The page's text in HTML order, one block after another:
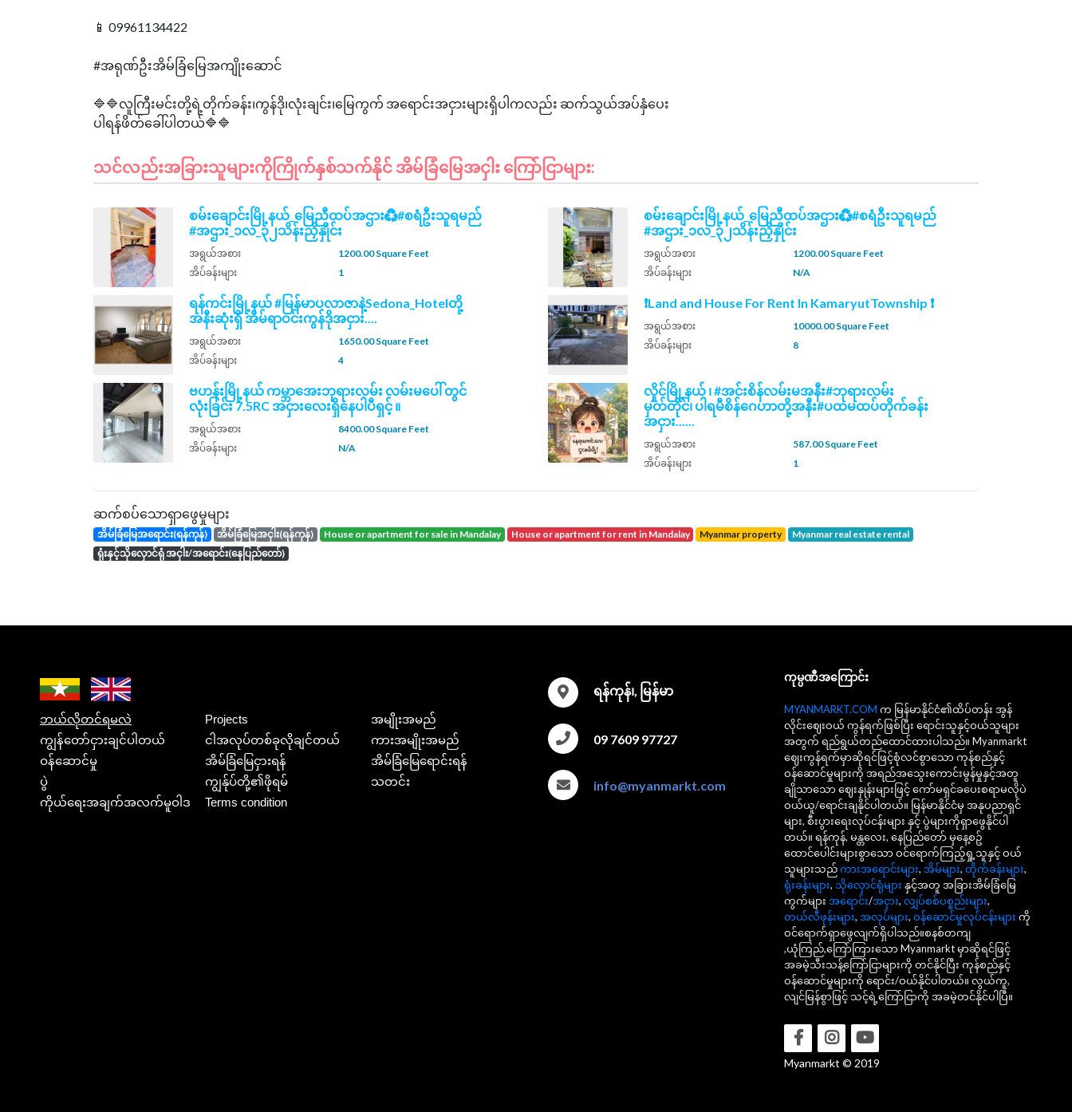
📱 09961134422
#အရုဏ်ဦးအိမ်ခြံမြေအကျိုးဆောင်
🔷🔷လူကြီးမင်းတို့ရဲ့တိုက်ခန်း၊ကွန်ဒို၊လုံးချင်း၊မြေကွက် အရောင်းအငှားများရှိပါကလည်း ဆက်သွယ်အပ်နှံပေး
သင်လည်းအခြားသူများကိုကြိုက်နှစ်သက်နိုင် အိမ်ခြံမြေအငှါး ကြော်ငြာများ:
စမ်းချောင်းမြို့နယ်_မြေညီထပ်အဌား♻️#စရံဦးသူရမည်
#အဌား_၁လ_၃၂သိန်းညှိနှိုင်း
အရွယ်အစား
1200.00 Square Feet
အိပ်ခန်းများ
1
စမ်းချောင်းမြို့နယ်_မြေညီထပ်အဌား♻️#စရံဦးသူရမည်
#အဌား_၁လ_၃၂သိန်းညှိနှိုင်း
အရွယ်အစား
1200.00 Square Feet
အိပ်ခန်းများ
N/A
ရန်ကင်းမြို့နယ် #မြန်မာပလာဇာနဲ့Sedona_Hotelတို့
အနီးဆုံးရှိ အိမ်ရာဝင်းကွန်ဒိုအငှား....
အရွယ်အစား
1650.00 Square Feet
အိပ်ခန်းများ
4
❗Land and House For Rent In KamaryutTownship ❗
အရွယ်အစား
10000.00 Square Feet
အိပ်ခန်းများ
8
ဗဟန်းမြို့နယ် ကမ္ဘာ​အေးဘုရားလမ်း လမ်းမပေါ် တွင်
လုံးခြင်း 7.5RC အငှားလေးရှိနေပါပီရှင့် ။
အရွယ်အစား
8400.00 Square Feet
အိပ်ခန်းများ
N/A
လှိုင်မြို့နယ် ၊ #အင်းစိန်လမ်းမအနီး#ဘုရားလမ်း
မှတ်တိုင်၊ ပါရမီစိန်ဂေဟာတို့အနီး#ပထမထပ်တိုက်ခန်း
အငှား......
အရွယ်အစား
587.00 Square Feet
အိပ်ခန်းများ
1
ဆက်စပ်သောရှာဖွေမှုများ
အိမ်ခြံမြေအရောင်း(ရန်ကုန်) အိမ်ခြံမြေအငှါး(ရန်ကုန်) house or apartment for sale in Mandalay house or apartment for rent in Mandalay Myanmar property
Myanmar real estate rental
ရုံးနှင့်သိုလှောင်ရုံ အငှါး/အရောင်း(နေပြည်တော်)
ဘယ်လိုတင်ရမလဲ Projects
အမျိုးအမည်
ကျွန်တော်ငှားချင်ပါတယ်
ငါအလုပ်တစ်ခုလိုချင်တယ်
ကားအမျိုးအမည်
ဝန်ဆောင်မှု
အိမ်ခြံမြေငှားရန်
အိမ်ခြံမြေရောင်းရန်
ပွဲ
ကျွန်ုပ်တို့၏ဖိုရမ်
သတင်း
ကိုယ်ရေးအချက်အလက်မူဝါဒ
Terms condition
ရန်ကုန်၊, မြန်မာ
09 7609 97727
info@myanmarkt.com
ကုမ္ပဏီအကြောင်း
MYANMARKT.COM က မြန်မာနိုင်ငံ၏ထိပ်တန်း အွန်
လိုင်းဈေးဝယ် ကွန်ရက်ဖြစ်ပြီး ရောင်းသူနှင့်ဝယ်သူများ
အတွက် ရည်ရွယ်တည်ထောင်ထားပါသည်။ Myanmarkt
ဈေးကွန်ရက်မှာဆိုရင်ဖြင့်စုံလင်စွာသော ကုန်စည်နှင့်
ဝန်ဆောင်မှုများကို အရည်အသွေးကောင်းမွန်မှုနှင့်အတူ
ချိုသာသော ဈေးနှုန်းများဖြင့် ကော်မရှင်ခပေးစရာမလိုပဲ
ဝယ်ယူ/ရောင်းချနိုင်ပါတယ်။ မြန်မာနိုင်ငံမှ အနုပညာရှင်
များ, စီးပွားရေးလုပ်ငန်းများ နှင့် ပွဲများကိုရှာဖွေနိုင်ပါ
တယ်။ ရန်ကုန်, မန္တလေး, နေပြည်တော် မှနေ့စဥ်
ထောင်ပေါင်းများစွာသော ဝင်ရောက်ကြည့်ရှု့သူနှင့် ဝယ်
သူများသည်ကားအရောင်းများ, အိမ်များ, တိုက်ခန်းများ,
ရုံးခန်းများ, သိုလှောင်ရုံများ နှင့်အတူ အခြားအိမ်ခြံမြေ
ကွက်များ အရောင်း/အငှား, လျှပ်စစ်ပစ္စည်းများ,
တယ်လီဖုန်းများ, အလုပ်များ, ဝန်ဆောင်မှုလုပ်ငန်းများ ကို
ဝင်ရောက်ရှာဖွေလျက်ရှိပါသည်။စနစ်တကျ
,ယုံကြည်,ကြော်ကြားသော Myanmarkt မှာဆိုရင်ဖြင့်
အခမဲ့သီးသန့်ကြော်ငြာများကို တင်နိုင်ပြီး ကုန်စည်နှင့်
ဝန်ဆောင်မှုများကို ရောင်း/ဝယ်နိုင်ပါတယ်။ လွယ်ကူ,
လျင်မြန်စွာဖြင့် သင့်ရဲ့ကြော်ငြာကို အခမဲ့တင်နိုင်ပါပြီ။
Myanmarkt © 2019